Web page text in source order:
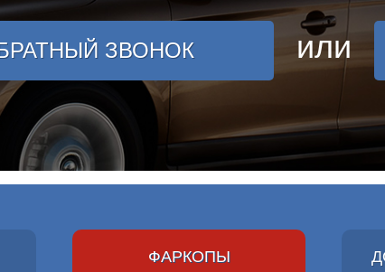
ЗВОНОК или
ФАРКОПЫ